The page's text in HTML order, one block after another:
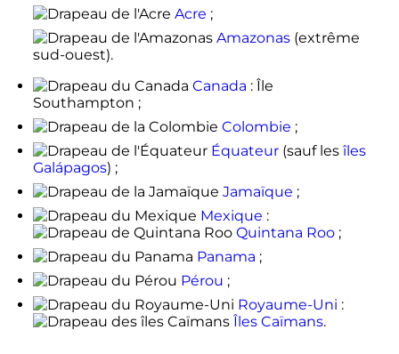
Acre ;
Amazonas(extrême
sud-ouest).
Canada : Île
Southampton ;
Colombie ;
Équateur(sauf les îles
Galápagos) ;
Jamaïque ;
Mexique :
Quintana Roo;
Panama ;
Pérou ;
Royaume-Uni :
Îles Caïmans.